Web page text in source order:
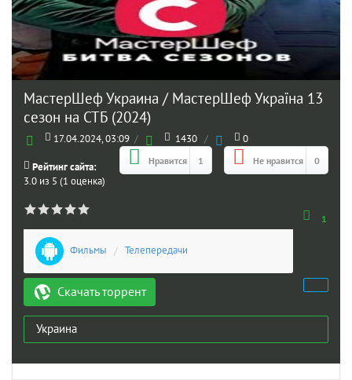
МастерШеф Украина / МастерШеф Україна 13
сезон на СТБ (2024)
17.04.2024, 03:09 / 1430 / 0
Нравится 1 Не нравится 0
Рейтинг сайта:
3.0 из 5 (1 оценка)
1
Фильмы / Телепередачи
Скачать торрент
Украина